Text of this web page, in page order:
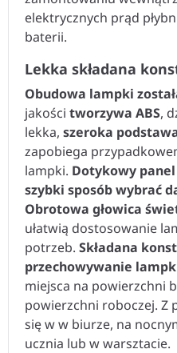
elektrycznych prąd
baterii.
Lekka składana
Obudowa lampki
jakości tworzywa ABS,
lekka, szeroka
zapobiega
lampki. Dotykowy
szybki sposób wybrać
Obrotowa głowica
ułatwią dostosowanie
potrzeb. Składana
przechowywanie
miejsca na powierzchni
powierzchni roboczej. Z
się w w biurze, na
ucznia lub w warsztacie.